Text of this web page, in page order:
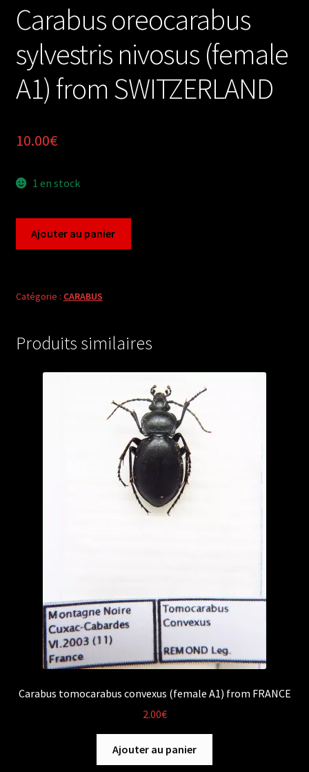
Carabus oreocarabus
sylvestris nivosus (female
A1) from SWITZERLAND
10.00€
1 en stock
sylvestris
A1)
Ajouter au panier
Catégorie : CARABUS
Produits similaires
Carabus tomocarabus convexus (female A1) from FRANCE
2.00€
Ajouter au panier